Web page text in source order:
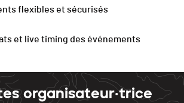
flexibles et sécurisés
et live timing des événements
organisateur·trice